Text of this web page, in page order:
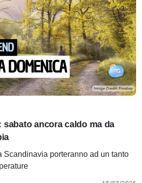
sabato ancora caldo ma da
Scandinavia porteranno ad un tanto